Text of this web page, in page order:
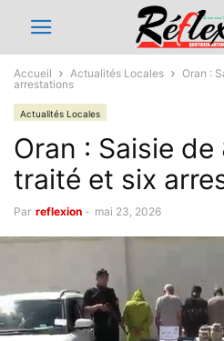
Accueil Actualités Locales
Oran :
arrestations
Actualités Locales
Oran : Saisie
traité et six
Par reflexion - mai 23, 2026